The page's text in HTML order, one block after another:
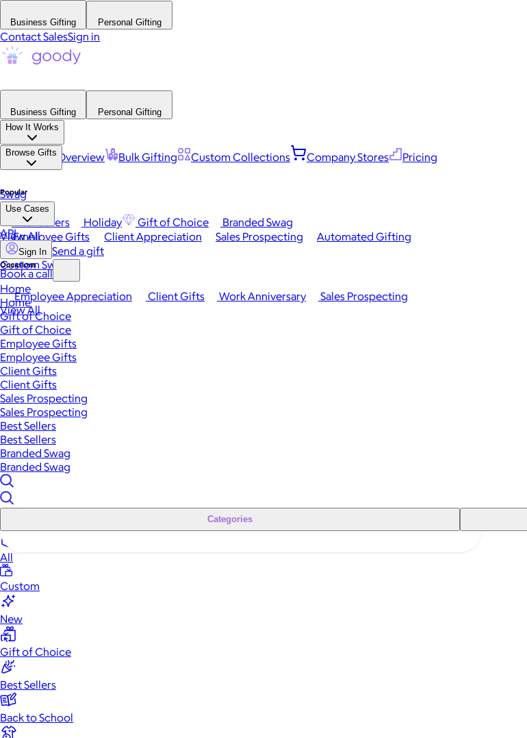
Business Gifting Personal Gifting
Contact SalesSign in
Business Gifting
Personal Gifting
How It Works
Platform Overview Bulk Gifting Custom Collections Company Stores Pricing
Browse Gifts
Popular
Best Sellers Holiday Gift of Choice
Branded Swag
View All
Occasions
Employee Appreciation Client Gifts Work Anniversary
Sales Prospecting
View All
Swag
Use Cases
Employee Gifts Client Appreciation Sales Prospecting Automated Gifting
Custom Swag
API
Sign In Send a gift
Book a call
Home
Home
Gift of Choice
Gift of Choice
Employee Gifts
Employee Gifts
Client Gifts
Client Gifts
Sales Prospecting
Sales Prospecting
Best Sellers
Best Sellers
Branded Swag
Branded Swag
Categories
All
Custom
New
Gift of Choice
Best Sellers
Back to School